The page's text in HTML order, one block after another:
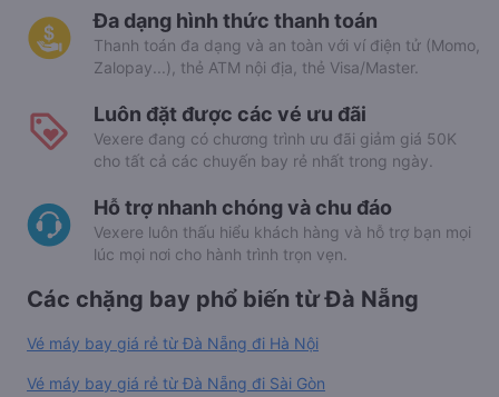
Đa dạng hình thức thanh toán
Thanh toán đa dạng và an toàn với ví điện tử (Momo,
Zalopay...), thẻ ATM nội địa, thẻ Visa/Master.
Luôn đặt được các vé ưu đãi
Vexere đang có chương trình ưu đãi giảm giá 50K
cho tất cả các chuyến bay rẻ nhất trong ngày.
Hỗ trợ nhanh chóng và chu đáo
Vexere luôn thấu hiểu khách hàng và hỗ trợ bạn mọi
lúc mọi nơi cho hành trình trọn vẹn.
Các chặng bay phổ biến từ Đà Nẵng
Vé máy bay giá rẻ từ Đà Nẵng đi Hà Nội
Vé máy bay giá rẻ từ Đà Nẵng đi Sài Gòn